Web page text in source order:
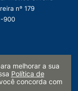
nº 179
900
melhorar a sua
Política de
concorda com